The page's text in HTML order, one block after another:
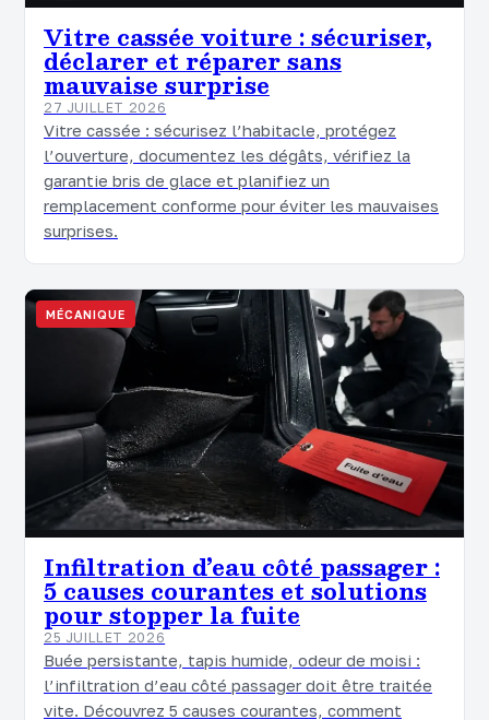
Vitre cassée voiture : sécuriser,
déclarer et réparer sans
mauvaise surprise
27 JUILLET 2026
Vitre cassée : sécurisez l’habitacle, protégez
l’ouverture, documentez les dégâts, vérifiez la
garantie bris de glace et planifiez un
remplacement conforme pour éviter les mauvaises
surprises.
MÉCANIQUE
Infiltration d’eau côté passager :
5 causes courantes et solutions
pour stopper la fuite
25 JUILLET 2026
Buée persistante, tapis humide, odeur de moisi :
l’infiltration d’eau côté passager doit être traitée
vite. Découvrez 5 causes courantes, comment